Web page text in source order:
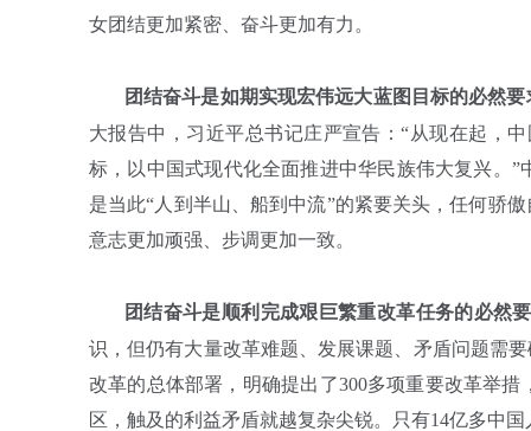
女团结更加紧密、奋斗更加有力。
团结奋斗是如期实现宏伟远大蓝图目标的必然要
大报告中，习近平总书记庄严宣告：“从现在起，
标，以中国式现代化全面推进中华民族伟大复兴。
是当此“人到半山、船到中流”的紧要关头，任何骄
意志更加顽强、步调更加一致。
团结奋斗是顺利完成艰巨繁重改革任务的必然
识，但仍有大量改革难题、发展课题、矛盾问题需
改革的总体部署，明确提出了300多项重要改革举
区，触及的利益矛盾就越复杂尖锐。只有14亿多中